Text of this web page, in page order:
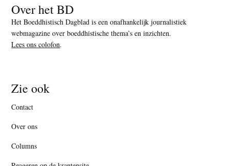
Over het BD
Het Boeddhistisch Dagblad is een onafhankelijk journalistiek
webmagazine over boeddhistische thema’s en inzichten.
Lees ons colofon.
Zie ook
Contact
Over ons
Columns